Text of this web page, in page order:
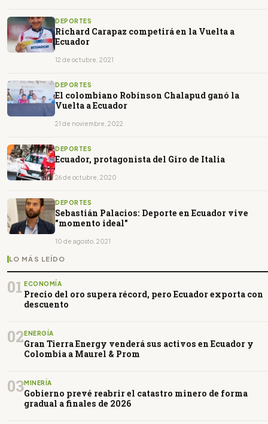
DEPORTES
Richard Carapaz competirá en la Vuelta a
Ecuador
12 de octubre, 2021
DEPORTES
El colombiano Robinson Chalapud ganó la
Vuelta a Ecuador
21 de noviembre, 2022
DEPORTES
Ecuador, protagonista del Giro de Italia
26 de octubre, 2020
DEPORTES
Sebastián Palacios: Deporte en Ecuador vive
"momento ideal"
10 de agosto, 2021
LO MÁS LEÍDO
01 ECONOMÍA
Precio del oro supera récord, pero Ecuador exporta con
descuento
02ENERGÍA
Gran Tierra Energy venderá sus activos en Ecuador y
Colombia a Maurel & Prom
03MINERÍA
Gobierno prevé reabrir el catastro minero de forma
gradual a finales de 2026